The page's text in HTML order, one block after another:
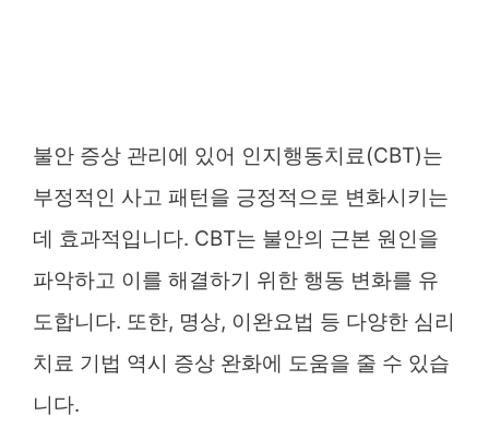
불안 증상 관리에 있어 인지행동치료(CBT)는
부정적인 사고 패턴을 긍정적으로 변화시키는
데 효과적입니다. CBT는 불안의 근본 원인을
파악하고 이를 해결하기 위한 행동 변화를 유
도합니다. 또한, 명상, 이완요법 등 다양한 심리
치료 기법 역시 증상 완화에 도움을 줄 수 있습
니다.